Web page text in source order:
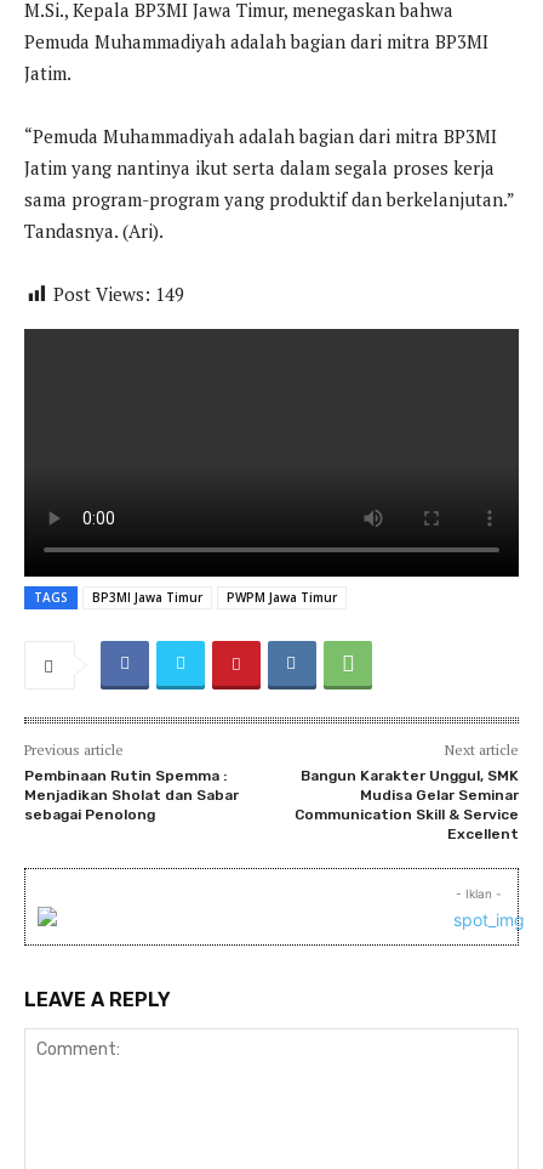
M.Si., Kepala BP3MI Jawa Timur, menegaskan bahwa
Pemuda Muhammadiyah adalah bagian dari mitra BP3MI
Jatim.
“Pemuda Muhammadiyah adalah bagian dari mitra BP3MI
Jatim yang nantinya ikut serta dalam segala proses kerja
sama program-program yang produktif dan berkelanjutan.”
Tandasnya. (Ari).
Post Views: 149
TAGS BP3MI Jawa Timur PWPM Jawa Timur
Previous article
Pembinaan Rutin Spemma :
Menjadikan Sholat dan Sabar
sebagai Penolong
Next article
Bangun Karakter Unggul, SMK
Mudisa Gelar Seminar
Communication Skill & Service
Excellent
- Iklan -
LEAVE A REPLY